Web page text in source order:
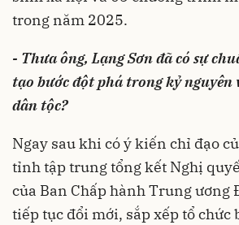
trong năm 2025.
- Thưa ông, Lạng Sơn đã có sự
tạo bước đột phá trong kỷ
dân tộc?
Ngay sau khi có ý kiến chỉ đạo
tỉnh tập trung tổng kết Nghị
của Ban Chấp hành Trung ương
tiếp tục đổi mới, sắp xếp tổ chức